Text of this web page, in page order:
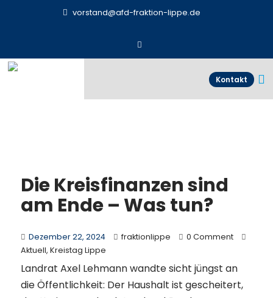
vorstand@afd-fraktion-lippe.de
Kontakt
Die Kreisfinanzen sind
am Ende – Was tun?
Dezember 22, 2024 fraktionlippe
0 Comment
Aktuell,Kreistag Lippe
Landrat Axel Lehmann wandte sicht jüngst an
die Öffentlichkeit: Der Haushalt ist gescheitert,